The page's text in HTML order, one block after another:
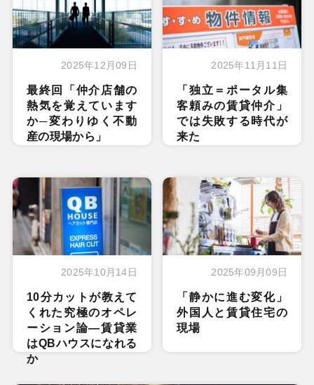
2025年12月09日
最終回「仲介店舗の
熱気を覚えています
か─変わりゆく不動
産の現場から」
2025年11月11日
「独立＝ポータル集
客頼みの賃貸仲介」
では失敗する時代が
来た
2025年10月14日
10分カットが教えて
くれた究極のオペレ
ーション論―賃貸業
はQBハウスになれる
か
2025年09月09日
「静かに進む変化」
外国人と賃貸住宅の
現場